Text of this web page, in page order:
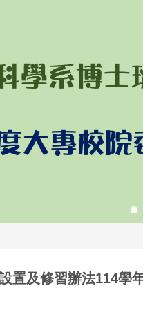
置及修習辦法114學